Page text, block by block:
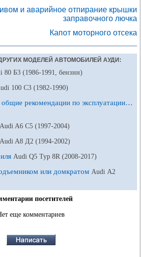
и аварийное отпирание крышки
заправочного лючка
Капот моторного отсека
МОДЕЛЕЙ АВТОМОБИЛЕЙ АУДИ:
80 Б3 (1986-1991, бензин)
100 С3 (1982-1990)
рекомендации по эксплуатации…
Audi A6 С5 (1997-2004)
Audi A8 Д2 (1994-2002)
Audi Q5 Typ 8R (2008-2017)
или домкратом Audi А2
посетителей
еще комментариев